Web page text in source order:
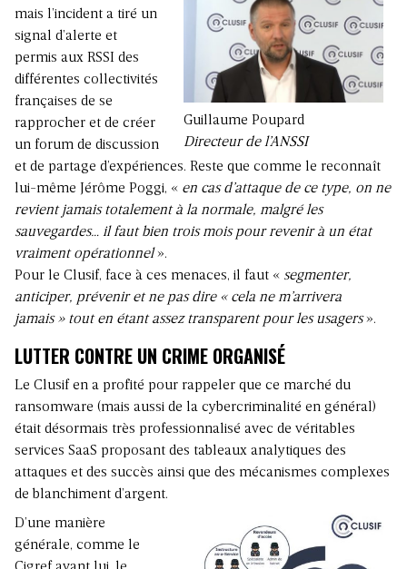
Guillaume Poupard
Directeur de l’ANSSI
mais l’incident a tiré un
signal d’alerte et
permis aux RSSI des
différentes collectivités
françaises de se
rapprocher et de créer
un forum de discussion
et de partage d’expériences. Reste que comme le reconnaît
lui-même Jérôme Poggi, « en cas d’attaque de ce type, on ne
revient jamais totalement à la normale, malgré les
sauvegardes… il faut bien trois mois pour revenir à un état
vraiment opérationnel».
Pour le Clusif, face à ces menaces, il faut « segmenter,
anticiper, prévenir et ne pas dire « cela ne m’arrivera
jamais » tout en étant assez transparent pour les usagers».
LUTTER CONTRE UN CRIME ORGANISÉ
Le Clusif en a profité pour rappeler que ce marché du
ransomware (mais aussi de la cybercriminalité en général)
était désormais très professionnalisé avec de véritables
services SaaS proposant des tableaux analytiques des
attaques et des succès ainsi que des mécanismes complexes
de blanchiment d’argent.
D’une manière
générale, comme le